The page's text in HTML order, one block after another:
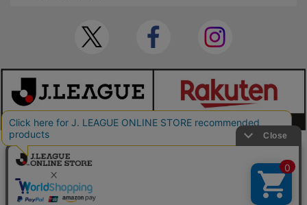
本サイトで使用している文章・画像等の無断での複製・転載を禁止します。
© JAPAN PROFESSIONAL FOOTBALL LEAGUE Rakuten Group, Inc. ALL RIGHTS RE